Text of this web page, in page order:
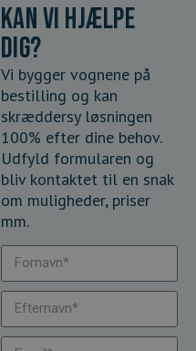
Kan vi hjælpe
dig?
Vi bygger vognene på
bestilling og kan
skræddersy løsningen
100% efter dine behov.
Udfyld formularen og
bliv kontaktet til en snak
om muligheder, priser
mm.